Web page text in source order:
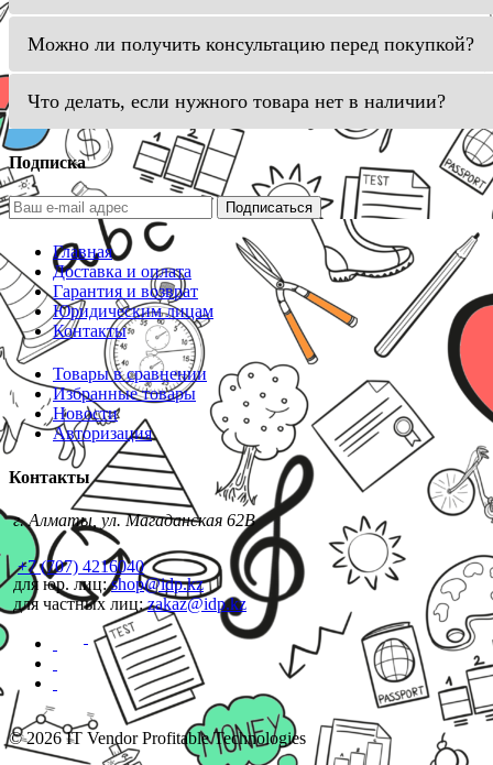
Можно ли получить консультацию перед покупкой?
Что делать, если нужного товара нет в наличии?
Подписка
Подписаться
Главная
Доставка и оплата
Гарантия и возврат
Юридическим лицам
Контакты
Товары в сравнении
Избранные товары
Новости
Авторизация
Контакты
г. Алматы, ул. Магаданская 62В
+7 (707) 4216040
для юр. лиц:shop@idp.kz
для частных лиц:zakaz@idp.kz
© 2026 IT Vendor Profitable Technologies